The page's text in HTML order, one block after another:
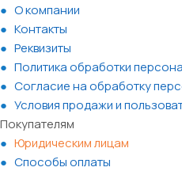
О компании
Контакты
Реквизиты
Политика обработки
Согласие на обработку
Условия продажи и
Покупателям
Юридическим лицам
Способы оплаты